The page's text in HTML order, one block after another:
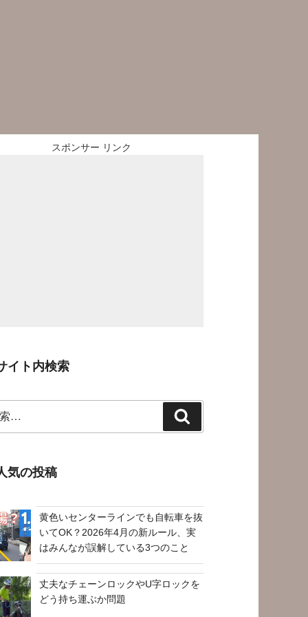
スポンサー リンク
イト内検索
索
気の投稿
黄色いセンターラインでも自転車を抜
いてOK？2026年4月の新ルール、実
はみんなが誤解している3つのこと
丈夫なチェーンロックやU字ロックを
どう持ち運ぶか問題